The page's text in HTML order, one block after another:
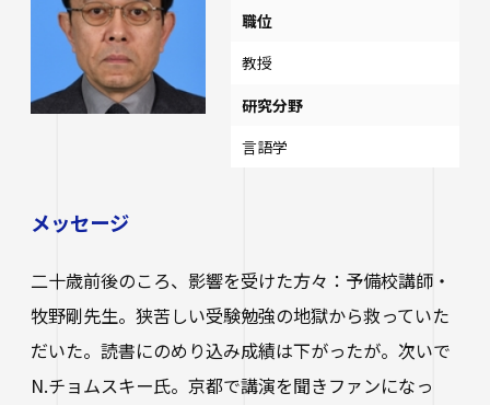
メッセージ
二十歳前後のころ、影響を受けた方々：予備校講師・
牧野剛先生。狭苦しい受験勉強の地獄から救っていた
だいた。読書にのめり込み成績は下がったが。次いで
N.チョムスキー氏。京都で講演を聞きファンになっ
職位
教授
研究分野
言語学